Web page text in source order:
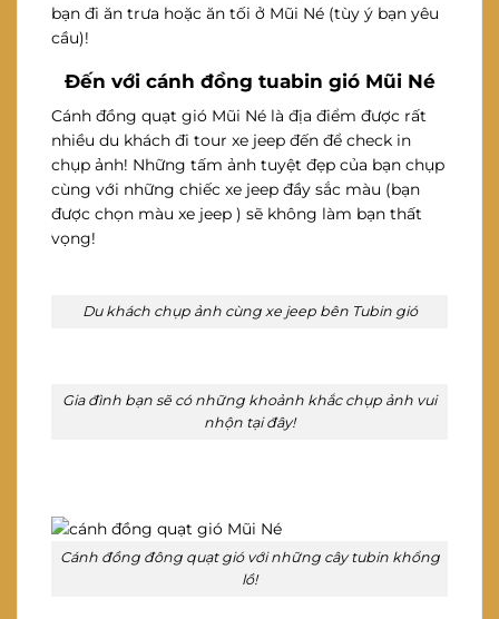
bạn đi ăn trưa hoặc ăn tối ở Mũi Né (tùy ý bạn yêu
cầu)!
Đến với cánh đồng tuabin gió Mũi Né
Cánh đồng quạt gió Mũi Né là địa điểm được rất
nhiều du khách đi tour xe jeep đến để check in
chụp ảnh! Những tấm ảnh tuyệt đẹp của bạn chụp
cùng với những chiếc xe jeep đầy sắc màu (bạn
được chọn màu xe jeep ) sẽ không làm bạn thất
vọng!
Du khách chụp ảnh cùng xe jeep bên Tubin gió
Gia đình bạn sẽ có những khoảnh khắc chụp ảnh vui
nhộn tại đây!
Cánh đồng đông quạt gió với những cây tubin khổng
lồ!